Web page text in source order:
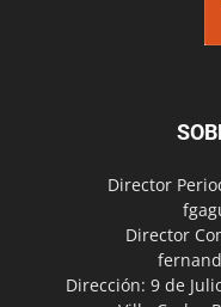
Director
Director
Dirección: 9 de